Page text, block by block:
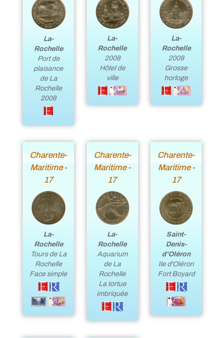
La-
Rochelle
Port de
plaisance
de La
Rochelle
2008
La-
Rochelle
2008
Hôtel de
ville
La-
Rochelle
2008
Grosse
horloge
Charente-
Maritime -
17
La-
Rochelle
Tours de La
Rochelle
Face simple
Charente-
Maritime -
17
La-
Rochelle
Aquarium
de La
Rochelle
La tortue
imbriquée
Charente-
Maritime -
17
Saint-
Denis-
d'Oléron
Ile d'Oléron
Fort Boyard